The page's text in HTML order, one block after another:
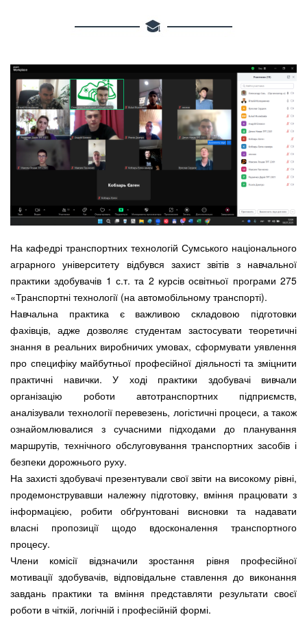
На кафедрі транспортних технологій Сумського національного
аграрного університету відбувся захист звітів з навчальної
практики здобувачів 1 с.т. та 2 курсів освітньої програми 275
«Транспортні технології (на автомобільному транспорті).
Навчальна практика є важливою складовою підготовки
фахівців, адже дозволяє студентам застосувати теоретичні
знання в реальних виробничих умовах, сформувати уявлення
про специфіку майбутньої професійної діяльності та зміцнити
практичні навички. У ході практики здобувачі вивчали
організацію роботи автотранспортних підприємств,
аналізували технології перевезень, логістичні процеси, а також
ознайомлювалися з сучасними підходами до планування
маршрутів, технічного обслуговування транспортних засобів і
безпеки дорожнього руху.
На захисті здобувачі презентували свої звіти на високому рівні,
продемонструвавши належну підготовку, вміння працювати з
інформацією, робити обґрунтовані висновки та надавати
власні пропозиції щодо вдосконалення транспортного
процесу.
Члени комісії відзначили зростання рівня професійної
мотивації здобувачів, відповідальне ставлення до виконання
завдань практики та вміння представляти результати своєї
роботи в чіткій, логічній і професійній формі.